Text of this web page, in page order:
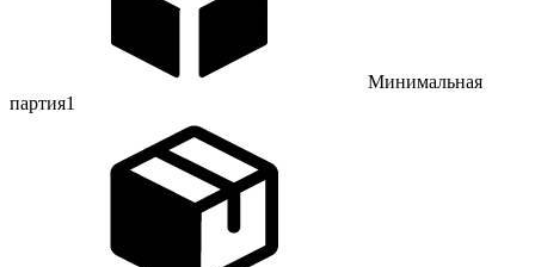
Минимальная
партия1